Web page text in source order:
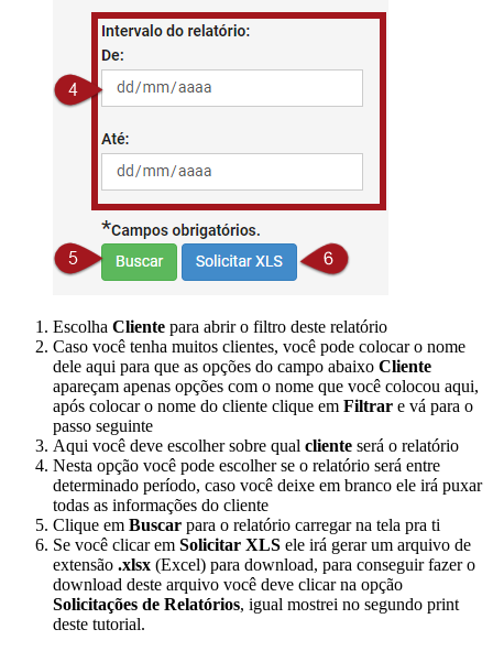
Escolha Cliente para abrir o filtro deste relatório
Caso você tenha muitos clientes, você pode colocar o nome
dele aqui para que as opções do campo abaixo Cliente
apareçam apenas opções com o nome que você colocou aqui,
após colocar o nome do cliente clique em Filtrar e vá para o
passo seguinte
Aqui você deve escolher sobre qual cliente será o relatório
Nesta opção você pode escolher se o relatório será entre
determinado período, caso você deixe em branco ele irá puxar
todas as informações do cliente
Clique em Buscar para o relatório carregar na tela pra ti
Se você clicar em Solicitar XLS ele irá gerar um arquivo de
extensão .xlsx (Excel) para download, para conseguir fazer o
download deste arquivo você deve clicar na opção
Solicitações de Relatórios, igual mostrei no segundo print
deste tutorial.